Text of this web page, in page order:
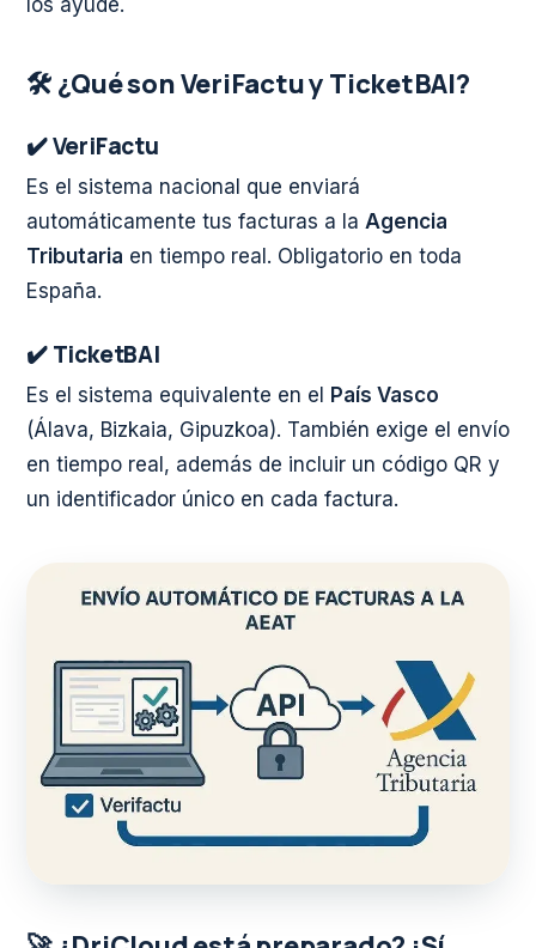
🛠️ ¿Qué son VeriFactu y TicketBAI?
✔️ VeriFactu
Es el sistema nacional que enviará
automáticamente tus facturas a la Agencia
Tributaria en tiempo real. Obligatorio en toda
España.
✔️ TicketBAI
Es el sistema equivalente en el País Vasco
(Álava, Bizkaia, Gipuzkoa). También exige el envío
en tiempo real, además de incluir un código QR y
un identificador único en cada factura.